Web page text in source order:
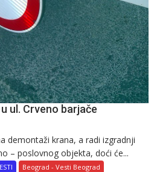
ul. Crveno barjače
demontaži krana, a radi izgradnji
– poslovnog objekta, doći će...
Beograd - Vesti Beograd